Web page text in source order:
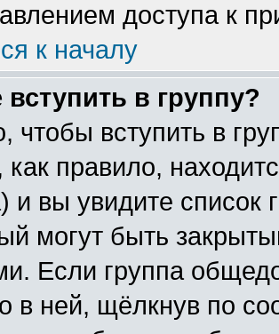
доступа к
к началу
вступить в группу?
чтобы вступить в
как правило,
и вы увидите список
могут быть
Если группа
в ней, щёлкнув по